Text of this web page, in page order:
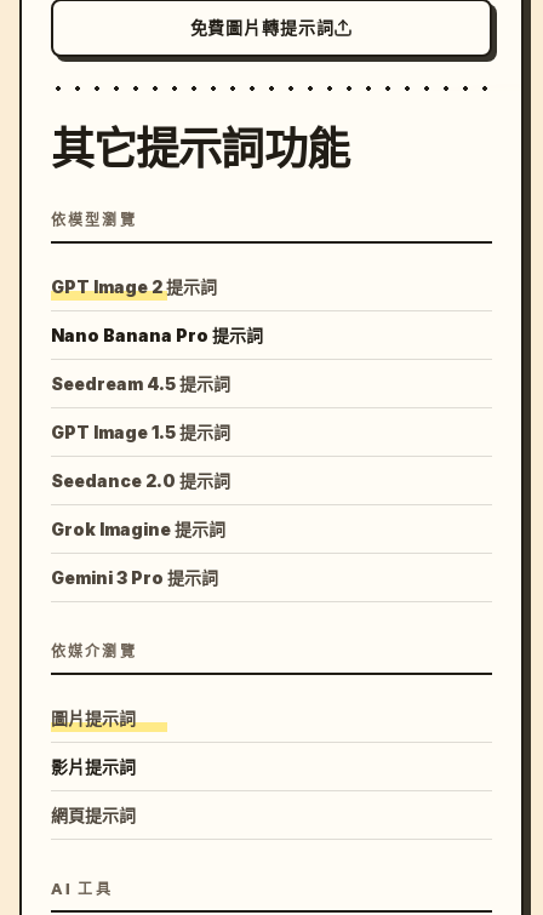
免費圖片轉提示詞
其它提示詞功能
依模型瀏覽
GPT Image 2 提示詞
Nano Banana Pro 提示詞
Seedream 4.5 提示詞
GPT Image 1.5 提示詞
Seedance 2.0 提示詞
Grok Imagine 提示詞
Gemini 3 Pro 提示詞
依媒介瀏覽
圖片提示詞
影片提示詞
網頁提示詞
AI 工具